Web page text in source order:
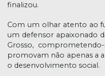
finalizou.
Com um olhar atento ao
um defensor apaixonado
Grosso,
promovam não apenas a
o desenvolvimento social.